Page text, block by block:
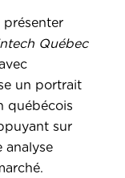
présenter
Québec
un portrait
québécois
sur
analyse